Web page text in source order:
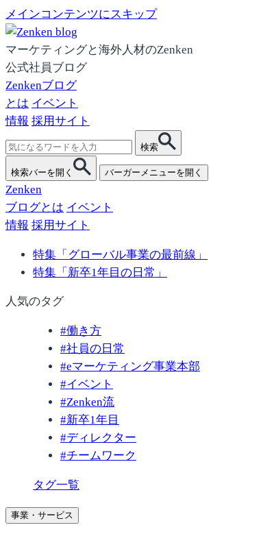
メインコンテンツにスキップ
マーケティングと海外人材のZenken
公式社員ブログ
Zenkenブログ
とは イベント
情報 採用サイト
検
索:
検索
検索バーを開く バーガーメニューを開く
Zenken
ブログとは イベント
情報 採用サイト
特集「グローバル事業の最前線」
特集「新卒1年目の日常」
人気のタグ
#働き方
#社員の日常
#eマーケティング事業本部
#イベント
#Zenken流
#新卒1年目
#ディレクター
#チームワーク
タグ一覧
事業・サービス